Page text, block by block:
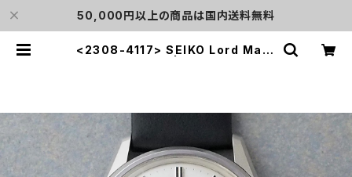
50,000円以上の商品は国内送料無料
<2308-4117> SEIKO Lord Marv